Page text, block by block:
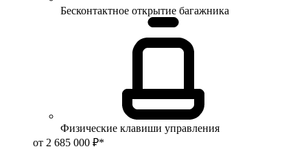
Бесконтактное открытие багажника
Физические клавиши управления
от 2 685 000 ₽*